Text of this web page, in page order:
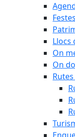
Llocs
On
On